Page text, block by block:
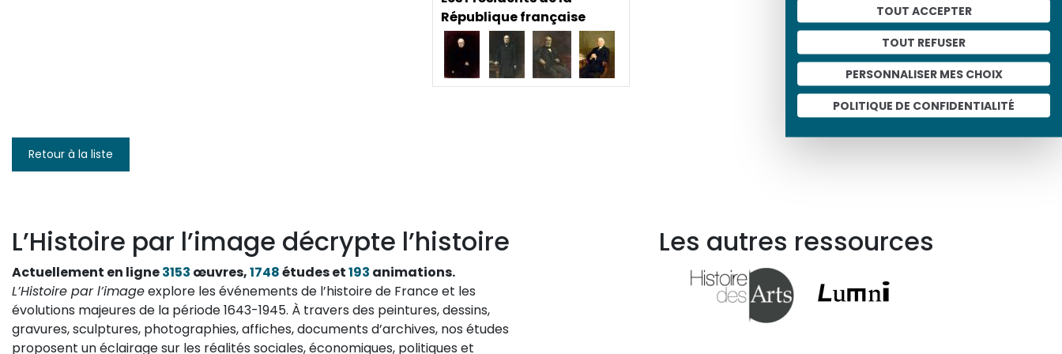
TOUT ACCEPTER
TOUT REFUSER
PERSONNALISER MES CHOIX
POLITIQUE DE CONFIDENTIALITÉ
République française
Les Présidents de la
République française
Retour à la liste
L’Histoire par l’image décrypte l’histoire
Actuellement en ligne3153 œuvres,1748études et193 animations.
L’Histoire par l’imageexplore les événements de l’histoire de France et les
évolutions majeures de la période 1643-1945. À travers des peintures, dessins,
gravures, sculptures, photographies, affiches, documents d’archives, nos études
proposent un éclairage sur les réalités sociales, économiques, politiques et
Les autres ressources